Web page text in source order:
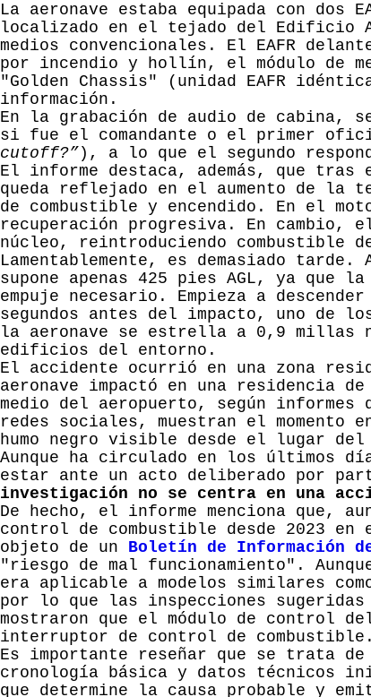
La aeronave estaba equipada con dos
localizado en el tejado del Edificio A
medios convencionales. El EAFR
por incendio y hollín, el módulo de
"Golden Chassis" (unidad EAFR
información.
En la grabación de audio de cabina,
si fue el comandante o el primer
cutoff?” ), a lo que el segundo
El informe destaca, además, que tras
queda reflejado en el aumento de la
de combustible y encendido. En el
recuperación progresiva. En cambio,
núcleo, reintroduciendo combustible
Lamentablemente, es demasiado
supone apenas 425 pies AGL, ya
empuje necesario. Empieza a
segundos antes del impacto, uno de
la aeronave se estrella a 0,9 millas
edificios del entorno.
El accidente ocurrió en una zona
aeronave impactó en una residencia
medio del aeropuerto, según informes
redes sociales, muestran el momento
humo negro visible desde el lugar del
Aunque ha circulado en los últimos
estar ante un acto deliberado por
investigación no se centra en una
De hecho, el informe menciona que,
control de combustible desde 2023 en
objeto de un Boletín de Información
"riesgo de mal funcionamiento".
era aplicable a modelos similares
por lo que las inspecciones
mostraron que el módulo de control
interruptor de control de combustible.
Es importante reseñar que se trata de
cronología básica y datos técnicos
que determine la causa probable y